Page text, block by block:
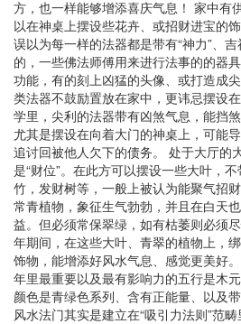
方，也一样能够增添喜庆气息！ 家中有
以在神桌上摆设些花卉、或招财进宝的
误以为每一样的法器都是带有“神力”、
的，一些佛法师傅用来进行法事的的器
功能，有的刻上凶猛的头像、或打造成
类法器不鼓励置放在家中，更讳忌摆设
学里，尖利的法器带有凶煞气息，能挡
尤其是摆设在向着大门的神桌上，可能
追讨回被他人欠下的债务。 处于大厅的
是“财位”。在此方可以摆设一些大叶，
竹，发财树等，一般上被认为能聚气招
常青植物，象征生气勃勃，并且在白天
益。但必须常保翠绿，如有枯萎则必须
年期间，在这些大叶、青翠的植物上，
饰物，能增添好风水气息、感觉更美好
年里最重要以及最有影响力的五行是木
颜色是青绿色系列、含有正能量、以及
风水法门其实是建立在“吸引力法则”范